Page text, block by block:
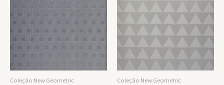
Coleção New Geometric Coleção New Geometric